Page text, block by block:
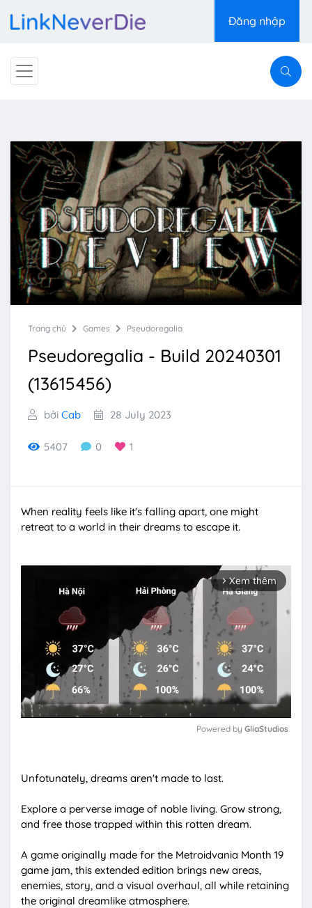
Đăng nhập
Trang chủ Games Pseudoregalia
Pseudoregalia - Build 20240301
(13615456)
bởi Cab 28 July 2023
5407 0 1
When reality feels like it's falling apart, one might
retreat to a world in their dreams to escape it.
arrow_forward_ios Xem thêm
Powered by GliaStudios
Unfotunately, dreams aren't made to last.
Explore a perverse image of noble living. Grow strong,
and free those trapped within this rotten dream.
A game originally made for the Metroidvania Month 19
game jam, this extended edition brings new areas,
enemies, story, and a visual overhaul, all while retaining
the original dreamlike atmosphere.